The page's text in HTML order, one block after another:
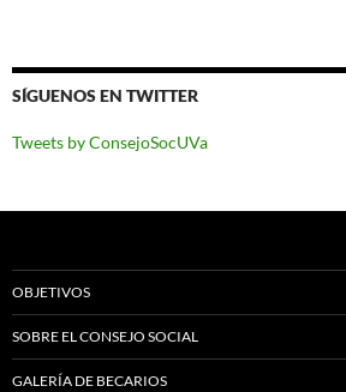
SÍGUENOS EN TWITTER
Tweets by ConsejoSocUVa
OBJETIVOS
SOBRE EL CONSEJO SOCIAL
GALERÍA DE BECARIOS